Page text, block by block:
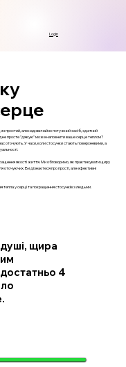
Login
простий, але надзвичайно потужний засіб, здатний
просте "дякую" може наповнити ваше серце теплом?
оточують. У часи, коли стосунки стають поверхневими, а
якості життя. Ми обговоримо, як практикувати щиру
оточуючих. Ви дізнаєтеся про прості, але ефективні
у серці та покращення стосунків з людьми.
душі, щира
4